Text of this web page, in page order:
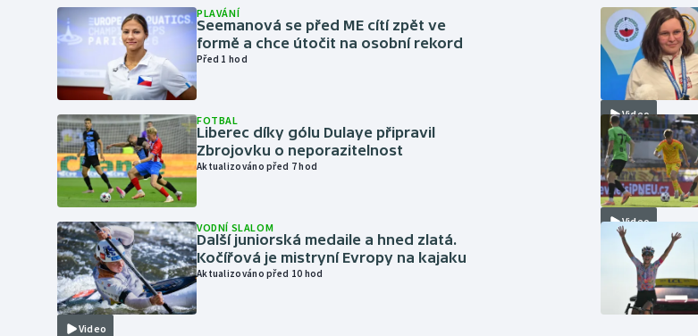
PLAVÁNÍ
Seemanová se před ME cítí zpět ve
formě a chce útočit na osobní rekord
Před 1 hod
FOTBAL
Liberec díky gólu Dulaye připravil
Zbrojovku o neporazitelnost
Aktualizováno před 7 hod
Video
VODNÍ SLALOM
Další juniorská medaile a hned zlatá.
Kočířová je mistryní Evropy na kajaku
Aktualizováno před 10 hod
Video
Video